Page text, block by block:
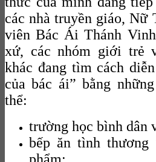
các nhà truyền giáo, Nữ
viên Bác Ái Thánh
xứ, các nhóm giới trẻ
khác đang tìm cách
của bác ái” bằng
thể:
trường học bình dân
bếp ăn tình thương